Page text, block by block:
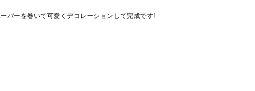
パーを巻いて可愛くデコレーションして完成です!